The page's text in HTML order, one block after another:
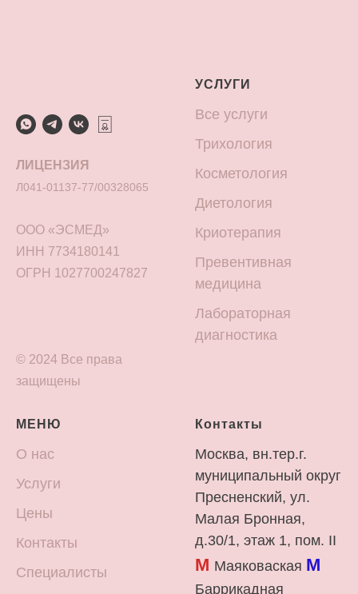
ЛИЦЕНЗИЯ
Л041-01137-77/00328065
ООО «ЭСМЕД»
ИНН 7734180141
ОГРН 1027700247827
© 2024 Все права
защищены
УСЛУГИ
Все услуги
Трихология
Косметология
Диетология
Криотерапия
Превентивная
медицина
Лабораторная
диагностика
МЕНЮ
О нас
Услуги
Цены
Контакты
Специалисты
Контакты
Москва, вн.тер.г.
муниципальный округ
Пресненский, ул.
Малая Бронная,
д.30/1, этаж 1, пом. II
М Маяковаская М
Баррикадная